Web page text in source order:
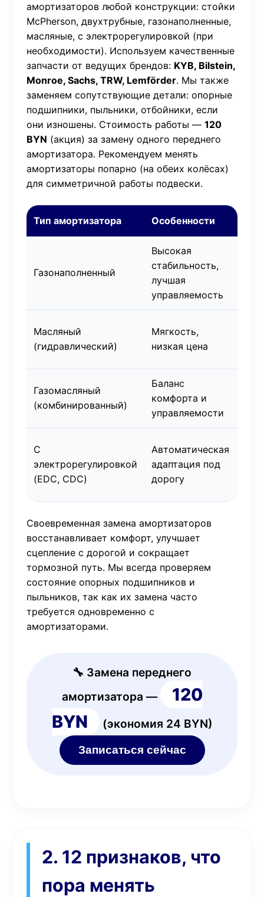
амортизаторов любой конструкции: стойки
McPherson, двухтрубные, газонаполненные,
масляные, с электрорегулировкой (при
необходимости). Используем качественные
запчасти от ведущих брендов: KYB, Bilstein,
Monroe, Sachs, TRW, Lemförder. Мы также
заменяем сопутствующие детали: опорные
подшипники, пыльники, отбойники, если
они изношены. Стоимость работы — 120
BYN (акция) за замену одного переднего
амортизатора. Рекомендуем менять
амортизаторы попарно (на обеих колёсах)
для симметричной работы подвески.
Тип амортизатора Особенности
Газонаполненный
Высокая
стабильность,
лучшая
управляемость
Масляный
(гидравлический)
Мягкость,
низкая цена
Газомасляный
(комбинированный)
Баланс
комфорта и
управляемости
С
электрорегулировкой
(EDC, CDC)
Автоматическая
адаптация под
дорогу
Своевременная замена амортизаторов
восстанавливает комфорт, улучшает
сцепление с дорогой и сокращает
тормозной путь. Мы всегда проверяем
состояние опорных подшипников и
пыльников, так как их замена часто
требуется одновременно с
амортизаторами.
🔧 Замена переднего
амортизатора —
120
BYN
(экономия 24 BYN)
Записаться сейчас
2. 12 признаков, что
пора менять